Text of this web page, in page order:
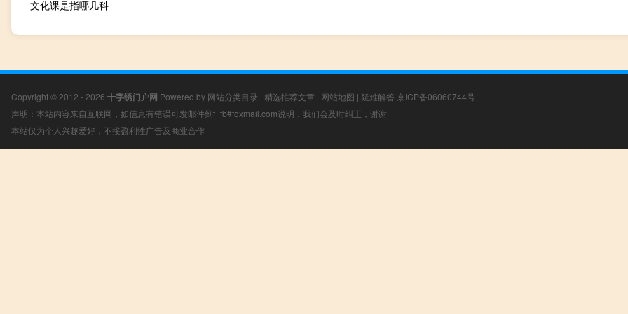
文化课是指哪几科
Copyright © 2012 - 2026 十字绣门户网 Powered by 网站分类目录 | 精选推荐文章 | 网站地图 | 疑难解答 京ICP备06060744号
声明：本站内容来自互联网，如信息有错误可发邮件到f_fb#foxmail.com说明，我们会及时纠正，谢谢
本站仅为个人兴趣爱好，不接盈利性广告及商业合作